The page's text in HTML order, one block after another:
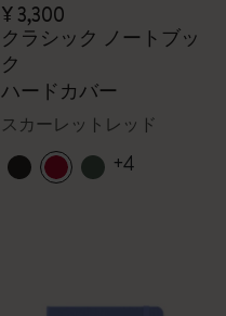
¥ 3,300
クラシック ノートブッ
ク
ハードカバー
スカーレットレッド
+4